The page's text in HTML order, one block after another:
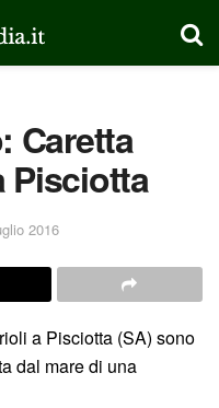
Caretta
Pisciotta
2016
a Pisciotta (SA) sono
dal mare di una